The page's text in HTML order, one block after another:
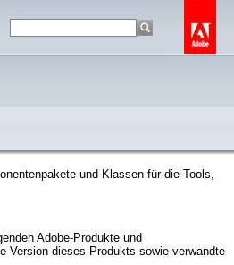
und Klassen für die Tools,
Adobe-Produkte und
Version dieses Produkts sowie verwandte